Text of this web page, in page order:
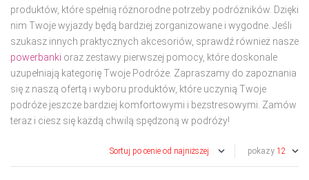
produktów, które spełnią różnorodne potrzeby podróżników. Dzięki
nim Twoje wyjazdy będą bardziej zorganizowane i wygodne. Jeśli
szukasz innych praktycznych akcesoriów, sprawdź również nasze
powerbanki oraz zestawy pierwszej pomocy, które doskonale
uzupełniają kategorię Twoje Podróże. Zapraszamy do zapoznania
się z naszą ofertą i wyboru produktów, które uczynią Twoje
podróże jeszcze bardziej komfortowymi i bezstresowymi. Zamów
teraz i ciesz się każdą chwilą spędzoną w podróży!
pokazy